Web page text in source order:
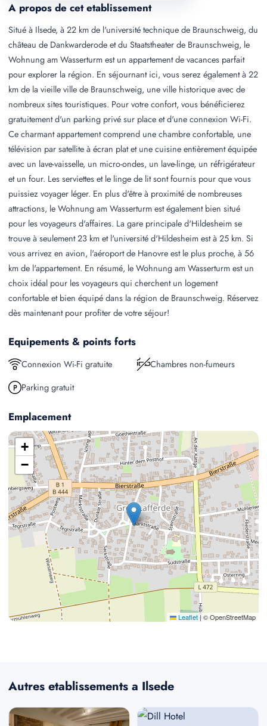
A propos de cet etablissement
Situé à Ilsede, à 22 km de l'université technique de Braunschweig, du
château de Dankwarderode et du Staatstheater de Braunschweig, le
Wohnung am Wasserturm est un appartement de vacances parfait
pour explorer la région. En séjournant ici, vous serez également à 22
km de la vieille ville de Braunschweig, une ville historique avec de
nombreux sites touristiques. Pour votre confort, vous bénéficierez
gratuitement d'un parking privé sur place et d'une connexion Wi-Fi.
Ce charmant appartement comprend une chambre confortable, une
télévision par satellite à écran plat et une cuisine entièrement équipée
avec un lave-vaisselle, un micro-ondes, un lave-linge, un réfrigérateur
et un four. Les serviettes et le linge de lit sont fournis pour que vous
puissiez voyager léger. En plus d'être à proximité de nombreuses
attractions, le Wohnung am Wasserturm est également bien situé
pour les voyageurs d'affaires. La gare principale d'Hildesheim se
trouve à seulement 23 km et l'université d'Hildesheim est à 25 km. Si
vous arrivez en avion, l'aéroport de Hanovre est le plus proche, à 56
km de l'appartement. En résumé, le Wohnung am Wasserturm est un
choix idéal pour les voyageurs qui cherchent un logement
confortable et bien équipé dans la région de Braunschweig. Réservez
dès maintenant pour profiter de votre séjour!
Equipements & points forts
Connexion Wi-Fi gratuite
Chambres non-fumeurs
Parking gratuit
Emplacement
+
−
Leaflet|© OpenStreetMap
Autres etablissements a Ilsede